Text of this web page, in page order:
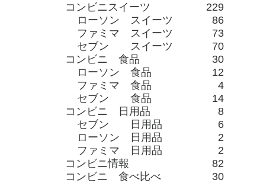
コンビニスイーツ
229
ローソン スイーツ
86
ファミマ スイーツ
73
セブン スイーツ
70
コンビニ 食品
30
ローソン 食品
12
ファミマ 食品
4
セブン 食品
14
コンビニ 日用品
8
セブン 日用品
6
ローソン 日用品
2
ファミマ 日用品
2
コンビニ情報
82
コンビニ 食べ比べ
30